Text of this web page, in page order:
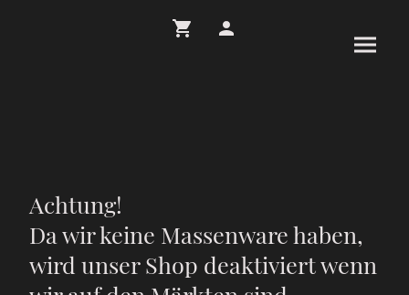
Achtung!
Da wir keine Massenware haben,
wird unser Shop deaktiviert wenn